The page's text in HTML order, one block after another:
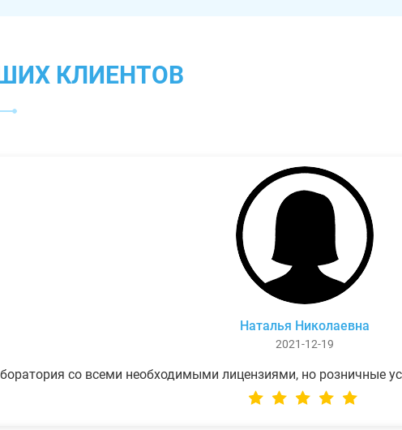
КЛИЕНТОВ
Наталья Николаевна
2021-12-19
со всеми необходимыми лицензиями, но розничные